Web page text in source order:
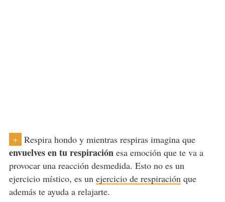
+ Respira hondo y mientras respiras imagina que
envuelves en tu respiraciónesa emoción que te va a
provocar una reacción desmedida. Esto no es un
ejercicio místico, es un ejercicio de respiraciónque
además te ayuda a relajarte.